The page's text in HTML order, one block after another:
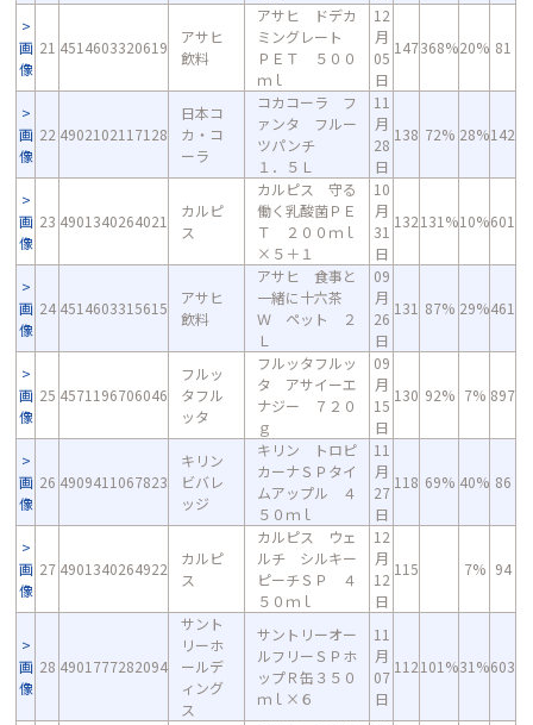
画
像
21 4514603320619
アサヒ
飲料
アサヒ ドデカ
ミングレート
ＰＥＴ ５００
ｍｌ
12
月
05
日
147368%20% 81
画
像
22 4902102117128
日本コ
カ・コ
ーラ
コカコーラ フ
ァンタ フルー
ツパンチ
１．５Ｌ
11
月
28
日
138 72% 28%142
画
像
23 4901340264021
カルピ
ス
カルピス 守る
働く乳酸菌ＰＥ
Ｔ ２００ｍｌ
×５＋１
10
月
31
日
132131%10%601
画
像
24 4514603315615
アサヒ
飲料
アサヒ 食事と
一緒に十六茶
Ｗ ペット ２
Ｌ
09
月
26
日
131 87% 29%461
画
像
25 4571196706046
フルッ
タフル
ッタ
フルッタフルッ
タ アサイーエ
ナジー ７２０
ｇ
09
月
15
日
130 92% 7% 897
画
像
26 4909411067823
キリン
ビバレ
ッジ
キリン トロピ
カーナＳＰタイ
ムアップル ４
５０ｍｌ
11
月
27
日
118 69% 40% 86
画
像
27 4901340264922
カルピ
ス
カルピス ウェ
ルチ シルキー
ピーチＳＰ ４
５０ｍｌ
12
月
12
日
115 7% 94
画
像
28 4901777282094
サント
リーホ
ールデ
ィング
ス
サントリーオー
ルフリーＳＰホ
ップＲ缶３５０
ｍｌ×６
11
月
07
日
112101%31%603